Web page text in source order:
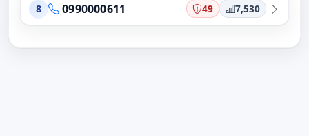
8 0990000611 49 7,530